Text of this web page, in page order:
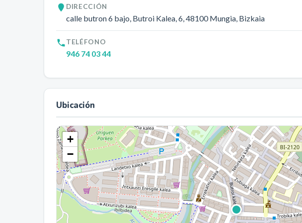
DIRECCIÓN
calle butron 6 bajo, Butroi Kalea, 6, 48100 Mungia, Bizkaia
TELÉFONO
946 74 03 44
Ubicación
+
−